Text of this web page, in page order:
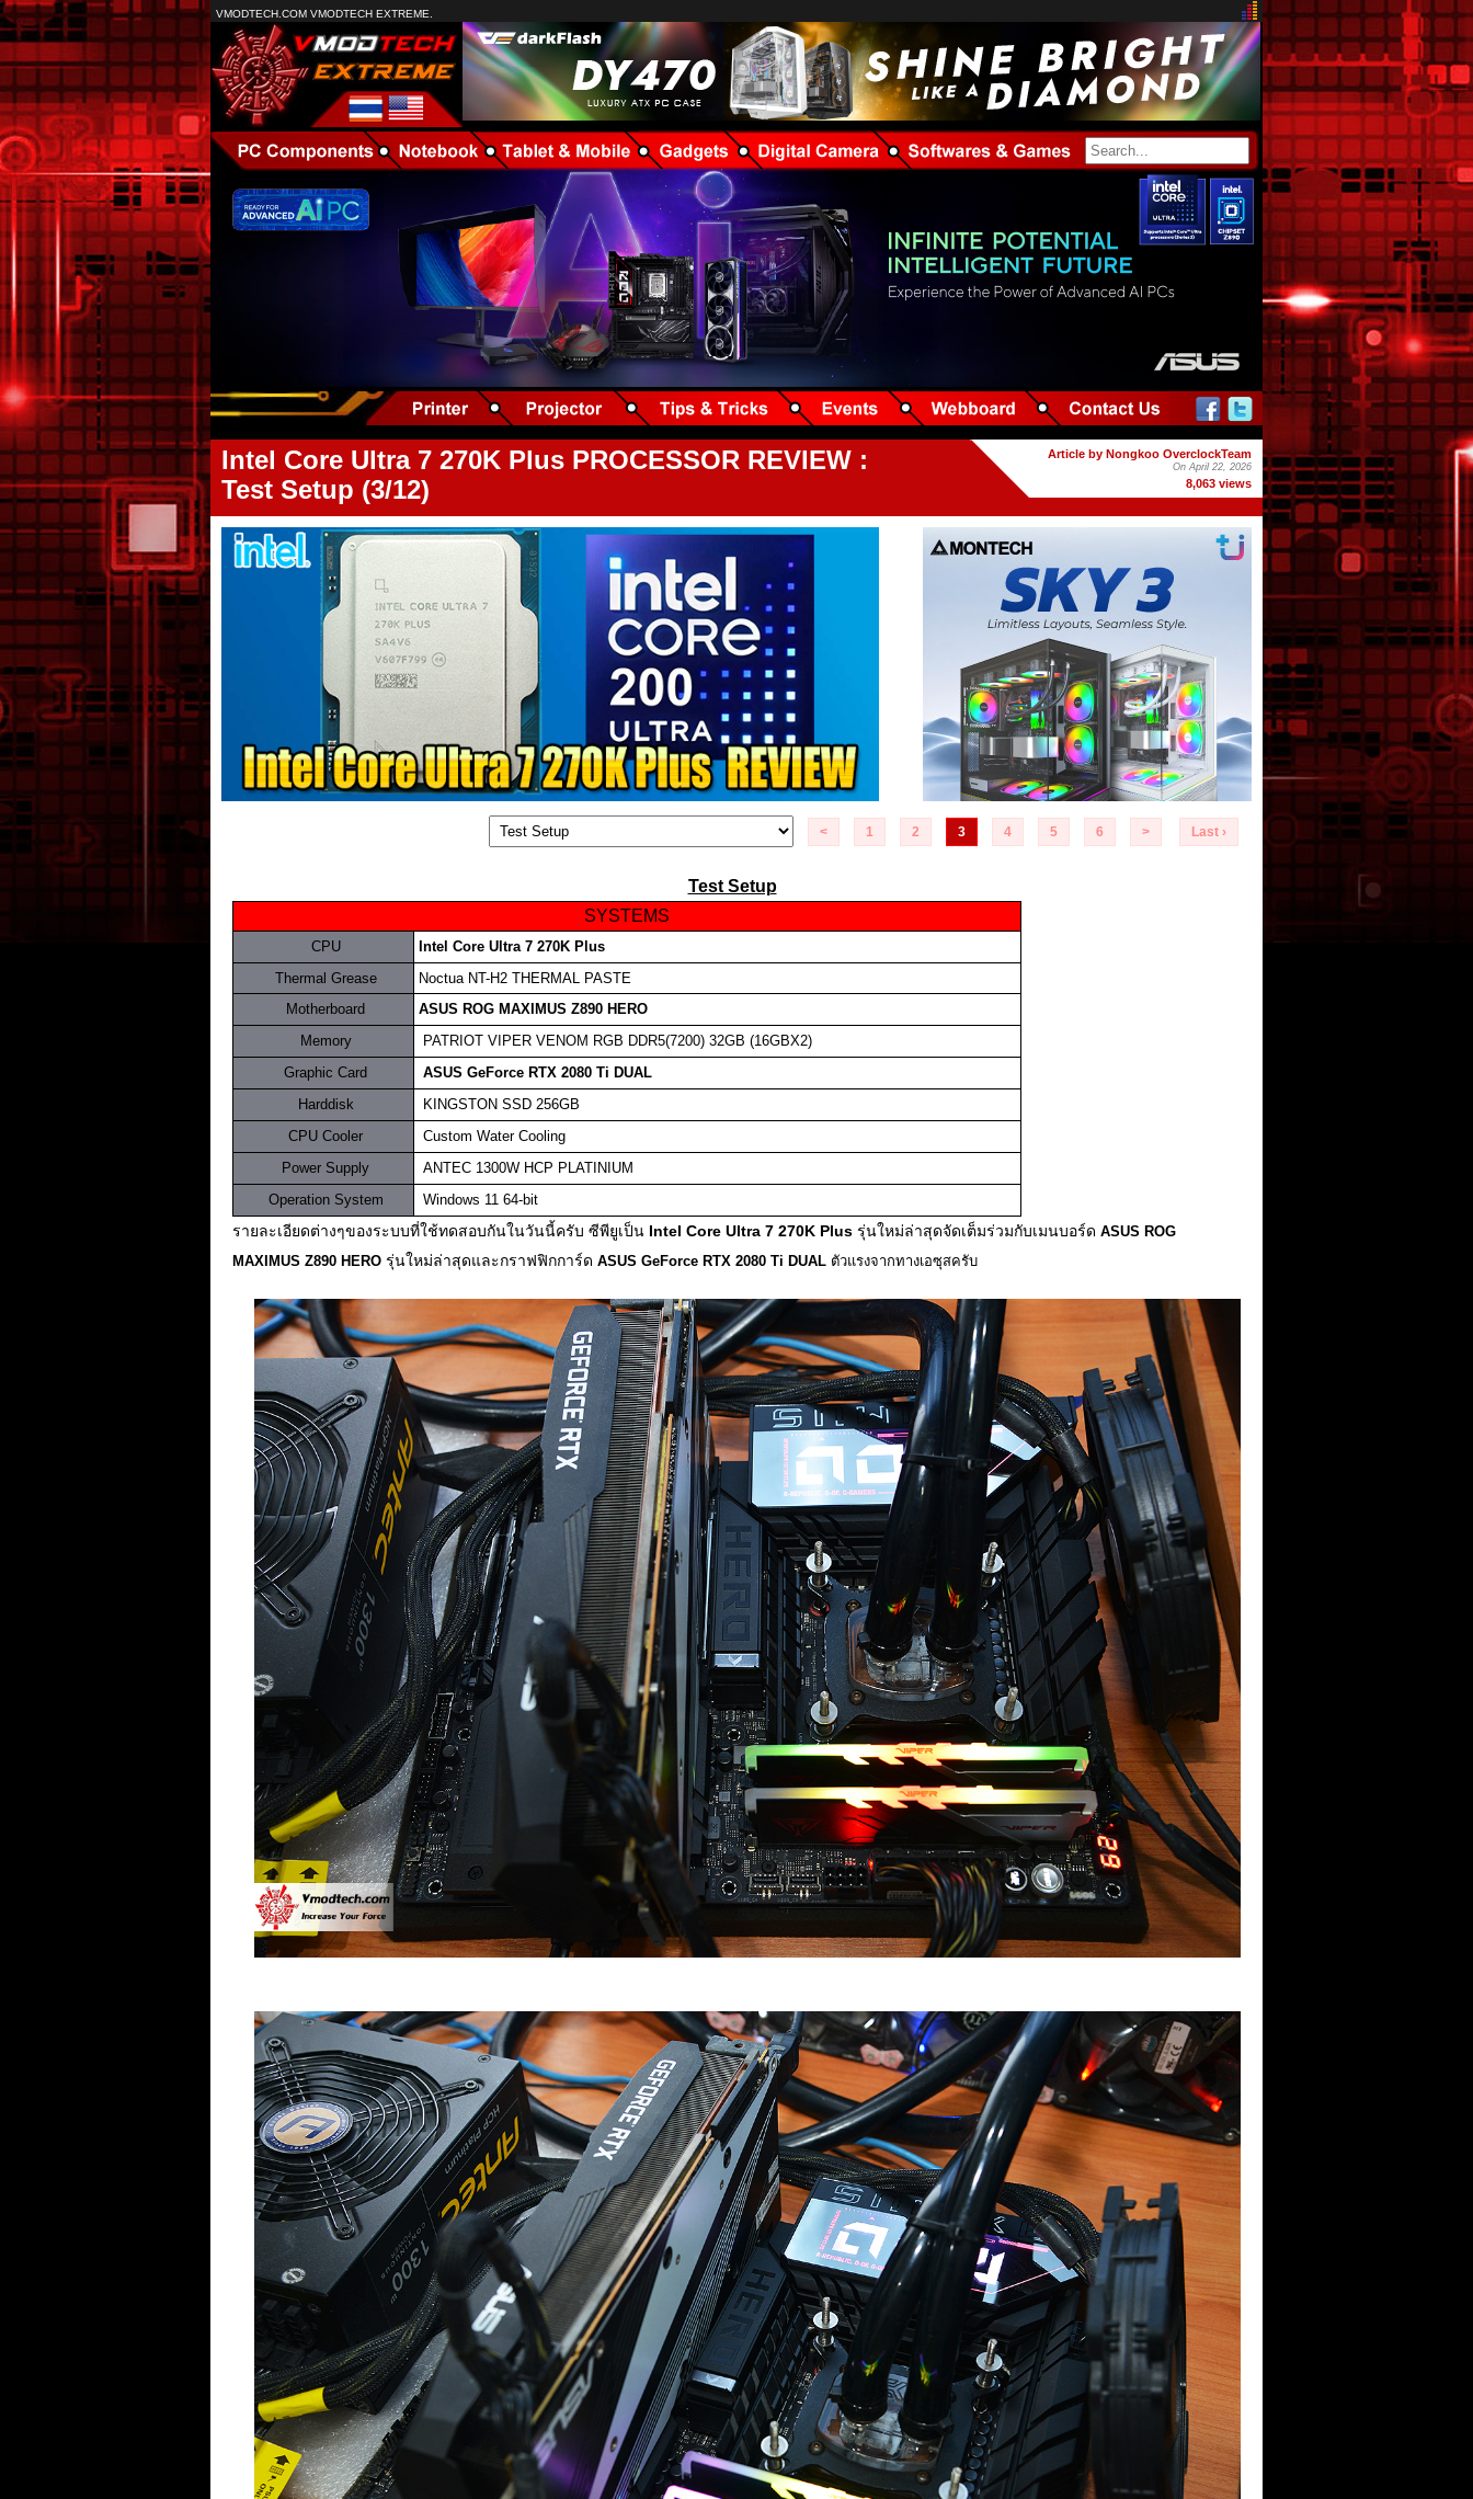
VMODTECH.COM VMODTECH EXTREME.
Intel Core Ultra 7 270K Plus PROCESSOR REVIEW :
Test Setup (3/12)
Article by Nongkoo OverclockTeam
On April 22, 2026
8,063 views
< 1 2 3 4 5 6 > Last ›
Test Setup
SYSTEMS
CPU
Intel Core Ultra 7 270K Plus
Thermal Grease Noctua NT-H2 THERMAL PASTE
Motherboard
ASUS ROG MAXIMUS Z890 HERO
Memory
PATRIOT VIPER VENOM RGB DDR5(7200) 32GB (16GBX2)
Graphic Card
ASUS GeForce RTX 2080 Ti DUAL
Harddisk
KINGSTON SSD 256GB
CPU Cooler
Custom Water Cooling
Power Supply
ANTEC 1300W HCP PLATINIUM
Operation System Windows 11 64-bit
รายละเอียดต่างๆของระบบที่ใช้ทดสอบกันในวันนี้ครับ ซีพียูเป็น Intel Core Ultra 7 270K Plus รุ่นใหม่ล่าสุดจัดเต็มร่วมกับเมนบอร์ด ASUS ROG
MAXIMUS Z890 HERO รุ่นใหม่ล่าสุดและกราฟฟิกการ์ด ASUS GeForce RTX 2080 Ti DUAL ตัวแรงจากทางเอซุสครับ